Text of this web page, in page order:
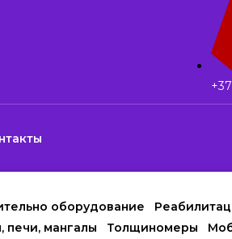
оборудование
печи, мангалы Толщиномеры